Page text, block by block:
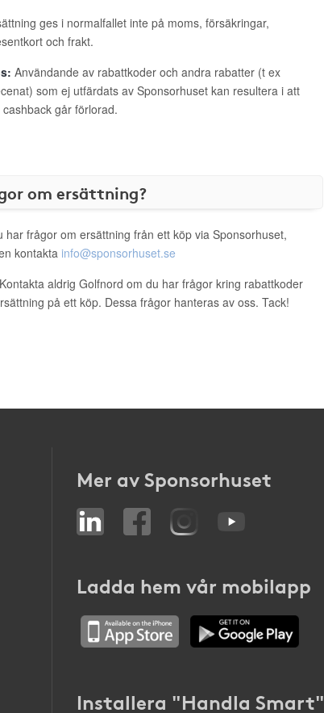
ges i normalfallet inte på moms, försäkringar,
och frakt.
Användande av rabattkoder och andra rabatter (t ex
som ej utfärdats av Sponsorhuset kan resultera i att
cashback går förlorad.
om ersättning?
har frågor om ersättning från ett köp via Sponsorhuset,
kontakta info@sponsorhuset.se
aldrig Golfnord om du har frågor kring rabattkoder
på ett köp. Dessa frågor hanteras av oss. Tack!
Mer av Sponsorhuset
Ladda hem vår mobilapp
Installera "Handla Smart"